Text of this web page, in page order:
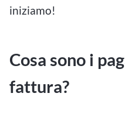
iniziamo!
Cosa sono i
fattura?